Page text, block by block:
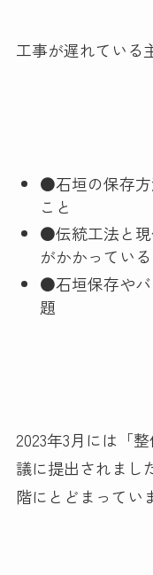
工事が遅れている
●石垣の保存方
こと
●伝統工法と
がかかってい
●石垣保存や
題
2023年3月には「
議に提出されまし
階にとどまってい